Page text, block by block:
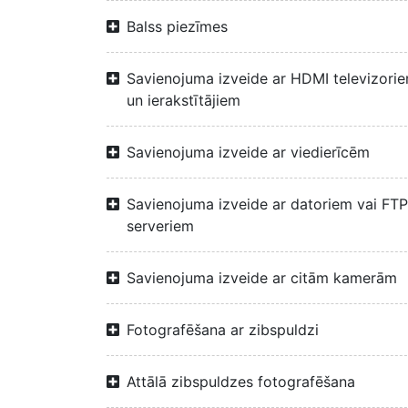
Balss piezīmes
Savienojuma izveide ar HDMI
un ierakstītājiem
Savienojuma izveide ar viedierīcēm
Savienojuma izveide ar datoriem vai FTP
serveriem
Savienojuma izveide ar citām kamerām
Fotografēšana ar zibspuldzi
Attālā zibspuldzes fotografēšana